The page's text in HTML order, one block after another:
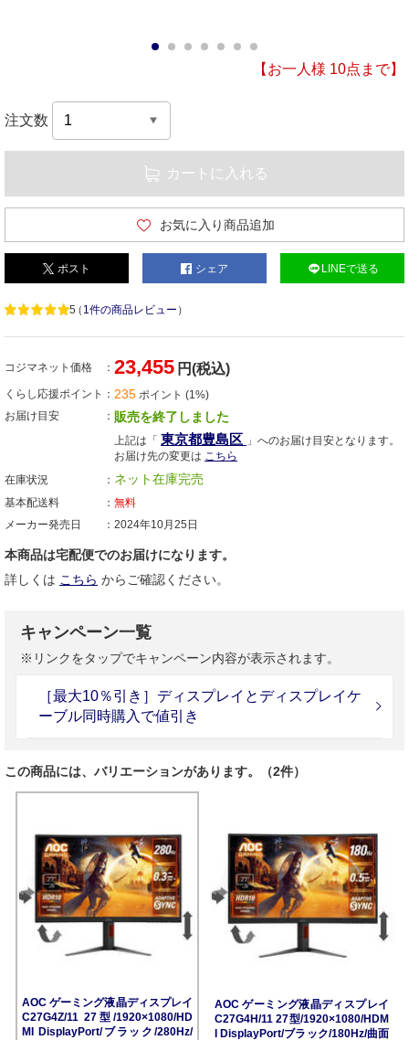
【お一人様 10点まで】
注文数
カートに入れる
お気に入り商品追加
ポスト シェア LINEで送る
5（ 1件の商品レビュー ）
コジマネット価格 23,455 円(税込)
くらし応援ポイント 235 ポイント (1%)
お届け目安
販売を終了しました
上記は「 東京都豊島区 」へのお届け目安となります。
お届け先の変更は こちら
在庫状況
ネット在庫完売
基本配送料
無料
メーカー発売日
2024年10月25日
本商品は宅配便でのお届けになります。
詳しくは こちら からご確認ください。
キャンペーン一覧
※リンクをタップでキャンペーン内容が表示されます。
［最大10％引き］ディスプレイとディスプレイケ
ーブル同時購入で値引き
この商品には、バリエーションがあります。（2件）
AOC ゲーミング液晶ディスプレイ
C27G4Z/11 27型/1920×1080/HD
MI DisplayPort/ブラック/280Hz/
AOC ゲーミング液晶ディスプレイ
C27G4H/11 27型/1920×1080/HDM
I DisplayPort/ブラック/180Hz/曲面